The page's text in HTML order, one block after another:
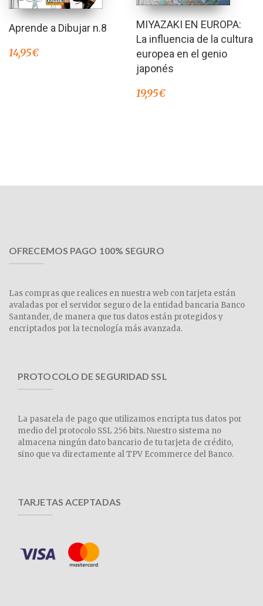
Aprende a Dibujar n.8
14,95€
MIYAZAKI EN EUROPA:
La influencia de la cultura
europea en el genio
japonés
19,95€
OFRECEMOS PAGO 100% SEGURO
Las compras que realices en nuestra web con tarjeta están
avaladas por el servidor seguro de la entidad bancaria Banco
Santander, de manera que tus datos están protegidos y
encriptados por la tecnología más avanzada.
PROTOCOLO DE SEGURIDAD SSL
La pasarela de pago que utilizamos encripta tus datos por
medio del protocolo SSL 256 bits. Nuestro sistema no
almacena ningún dato bancario de tu tarjeta de crédito,
sino que va directamente al TPV Ecommerce del Banco.
TARJETAS ACEPTADAS